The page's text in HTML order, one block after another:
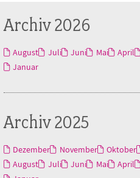
Archiv 2026
August Juli Juni Mai April
Januar
Archiv 2025
Dezember November Oktober
August
Juli Juni Mai April